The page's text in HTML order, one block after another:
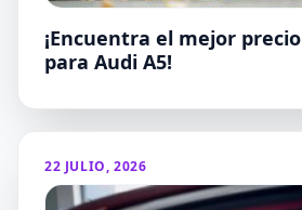
¡Encuentra el mejor
para Audi A5!
22 JULIO, 2026